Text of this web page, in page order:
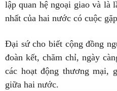
lập quan hệ ngoại giao và là
nhất của hai nước có cuộc
Đại sứ cho biết cộng đồng
đoàn kết, chăm chỉ, ngày
các hoạt động thương mại,
giữa hai nước.